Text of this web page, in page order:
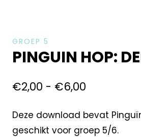
GROEP 5
PINGUIN HOP:
€2,00 - €6,00
Deze download bevat
geschikt voor groep 5/6.